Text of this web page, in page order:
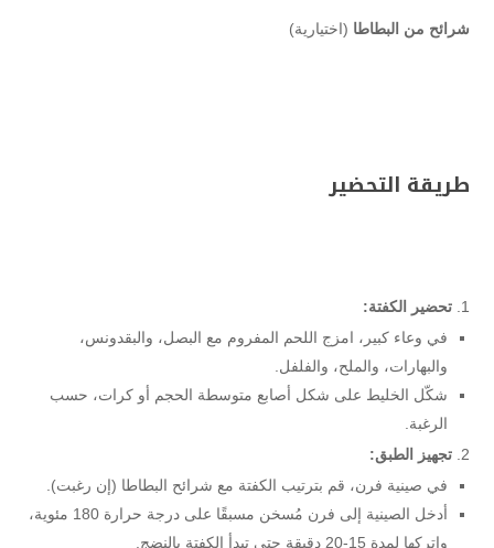
شرائح من البطاطا (اختيارية)
طريقة التحضير
تحضير الكفتة:
في وعاء كبير، امزج اللحم المفروم مع البصل، والبقدونس،
والبهارات، والملح، والفلفل.
شكّل الخليط على شكل أصابع متوسطة الحجم أو كرات، حسب
الرغبة.
تجهيز الطبق:
في صينية فرن، قم بترتيب الكفتة مع شرائح البطاطا (إن رغبت).
أدخل الصينية إلى فرن مُسخن مسبقًا على درجة حرارة 180 مئوية،
واتركها لمدة 15-20 دقيقة حتى تبدأ الكفتة بالنضج.